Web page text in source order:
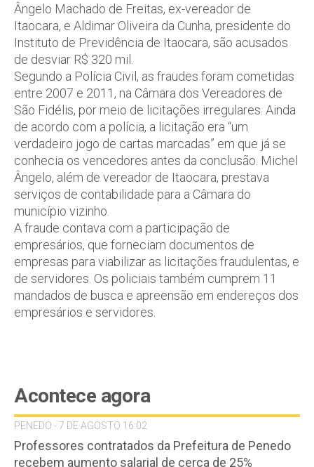
Ângelo Machado de Freitas, ex-vereador de
Itaocara, e Aldimar Oliveira da Cunha, presidente do
Instituto de Previdência de Itaocara, são acusados
de desviar R$ 320 mil.
Segundo a Polícia Civil, as fraudes foram cometidas
entre 2007 e 2011, na Câmara dos Vereadores de
São Fidélis, por meio de licitações irregulares. Ainda
de acordo com a polícia, a licitação era “um
verdadeiro jogo de cartas marcadas” em que já se
conhecia os vencedores antes da conclusão. Michel
Ângelo, além de vereador de Itaocara, prestava
serviços de contabilidade para a Câmara do
município vizinho.
A fraude contava com a participação de
empresários, que forneciam documentos de
empresas para viabilizar as licitações fraudulentas, e
de servidores. Os policiais também cumprem 11
mandados de busca e apreensão em endereços dos
empresários e servidores.
Acontece agora
PENEDO - 7 DE AGOSTO 16:02
Professores contratados da Prefeitura de Penedo
recebem aumento salarial de cerca de 25%